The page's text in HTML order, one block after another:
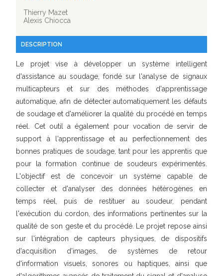
Thierry Mazet
Alexis Chiocca
DESCRIPTION
Le projet vise à développer un système intelligent
d'assistance au soudage, fondé sur l'analyse de signaux
multicapteurs et sur des méthodes d'apprentissage
automatique, afin de détecter automatiquement les défauts
de soudage et d'améliorer la qualité du procédé en temps
réel. Cet outil a également pour vocation de servir de
support à l'apprentissage et au perfectionnement des
bonnes pratiques de soudage, tant pour les apprentis que
pour la formation continue de soudeurs expérimentés.
L'objectif est de concevoir un système capable de
collecter et d'analyser des données hétérogènes en
temps réel, puis de restituer au soudeur, pendant
l'exécution du cordon, des informations pertinentes sur la
qualité de son geste et du procédé. Le projet repose ainsi
sur l'intégration de capteurs physiques, de dispositifs
d'acquisition d'images, de systèmes de retour
d'information visuels, sonores ou haptiques, ainsi que